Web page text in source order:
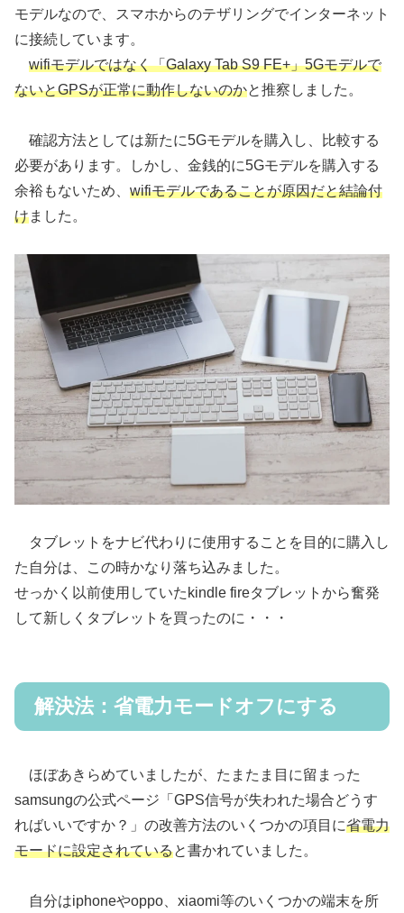
モデルなので、スマホからのテザリングでインターネット
に接続しています。
wifiモデルではなく「Galaxy Tab S9 FE+」5Gモデルで
ないとGPSが正常に動作しないのかと推察しました。
確認方法としては新たに5Gモデルを購入し、比較する
必要があります。しかし、金銭的に5Gモデルを購入する
余裕もないため、 wifiモデルであることが原因だと結論付
けました。
タブレットをナビ代わりに使用することを目的に購入し
た自分は、この時かなり落ち込みました。
せっかく以前使用していたkindle fireタブレットから奮発
して新しくタブレットを買ったのに・・・
解決法：省電力モードオフにする
ほぼあきらめていましたが、たまたま目に留まった
samsungの公式ページ「GPS信号が失われた場合どうす
ればいいですか？」の改善方法のいくつかの項目に省電力
モードに設定されていると書かれていました。
自分はiphoneやoppo、xiaomi等のいくつかの端末を所